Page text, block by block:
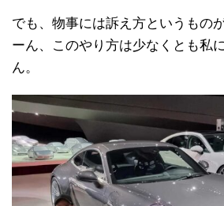
でも、物事には訴え方というもの
ーん、このやり方は少なくとも私
ん。